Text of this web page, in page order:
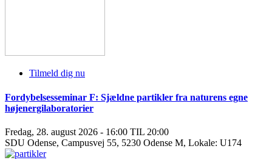
Tilmeld dig nu
Fordybelsesseminar F: Sjældne partikler fra naturens egne
højenergilaboratorier
Fredag, 28. august 2026 - 16:00 TIL 20:00
SDU Odense, Campusvej 55, 5230 Odense M, Lokale: U174